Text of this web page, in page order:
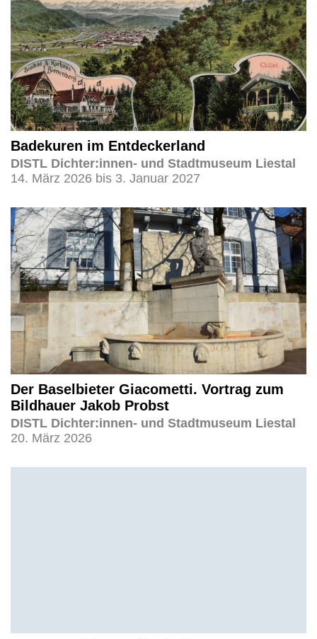
Badekuren im Entdeckerland
DISTL Dichter:innen- und Stadtmuseum Liestal
14. März 2026 bis 3. Januar 2027
Der Baselbieter Giacometti. Vortrag zum
Bildhauer Jakob Probst
DISTL Dichter:innen- und Stadtmuseum Liestal
20. März 2026